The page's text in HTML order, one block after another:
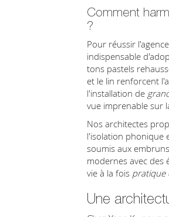
Comment
?
Pour réussir
indispensable
tons pastels
et le lin renforcent
l'installation de
vue imprenable sur
Nos architectes
l'isolation phonique
soumis aux
modernes avec des
vie à la fois pratique
Une